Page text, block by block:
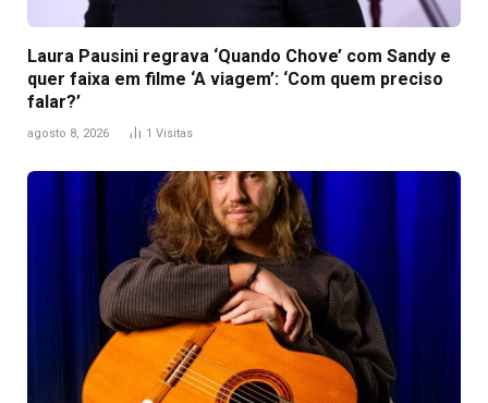
Laura Pausini regrava ‘Quando Chove’ com Sandy e
quer faixa em filme ‘A viagem’: ‘Com quem preciso
falar?’
agosto 8, 2026 1 Visitas